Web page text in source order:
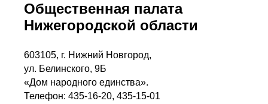
Общественная палата
Нижегородской области
603105, г. Нижний Новгород,
ул. Белинского, 9Б
«Дом народного единства».
Телефон: 435-16-20, 435-15-01